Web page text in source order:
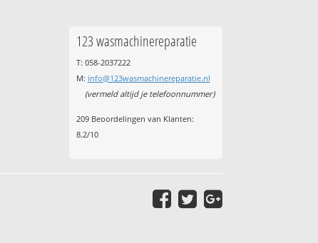
123 wasmachinereparatie
T: 058-2037222
M: info@123wasmachinereparatie.nl
(vermeld altijd je telefoonnummer)
209Beoordelingen van Klanten:
8.2/10